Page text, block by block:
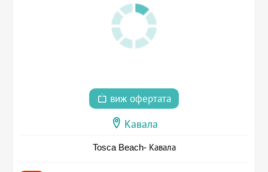
виж офертата
Кавала
Tosca Beach- Кавала